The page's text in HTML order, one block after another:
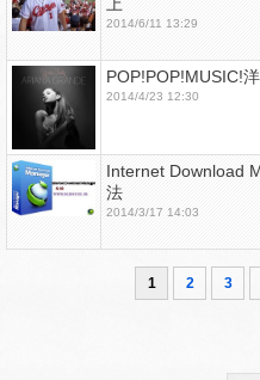
2014/6/11 13:29
POP!POP!MUSIC!
2014/4/23 12:30
Internet Download
法
2014/3/17 14:03
1 2 3